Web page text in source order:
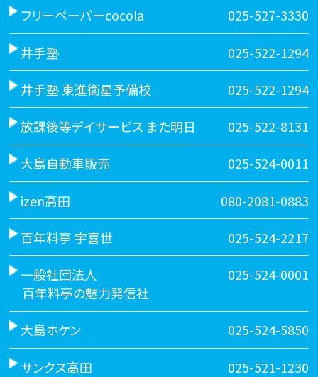
フリーペーパーcocola 025-527-3330
井手塾 025-522-1294
井手塾 東進衛星予備校 025-522-1294
放課後等デイサービス また明日 025-522-8131
大島自動車販売 025-524-0011
izen高田 080-2081-0883
百年料亭 宇喜世 025-524-2217
一般社団法人
百年料亭の魅力発信社
025-524-0001
大島ホケン 025-524-5850
サンクス高田 025-521-1230